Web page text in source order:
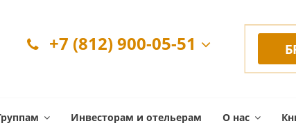
+7 (812) 900-05-51
Инвесторам и отельерам О нас